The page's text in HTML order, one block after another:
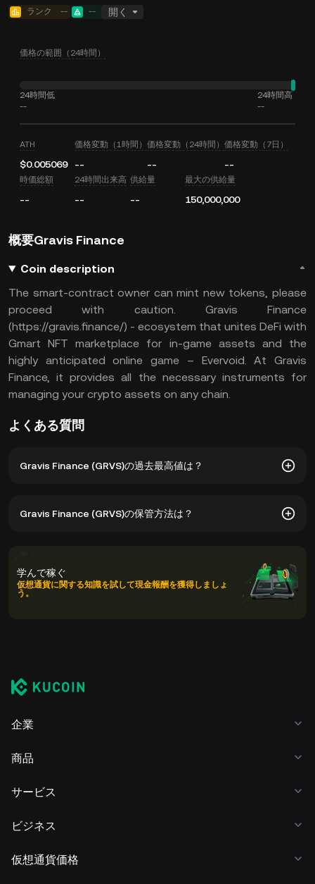
ランク -- -- 開く
価格の範囲（24時間）
24時間低
--
24時間高
--
ATH
$0.005069
価格変動（1時間）
--
価格変動（24時間）
--
価格変動（7日）
--
時価総額
--
24時間出来高
--
供給量
--
最大の供給量
150,000,000
概要Gravis Finance
Coin description
The smart-contract owner can mint new tokens, please
proceed with caution. Gravis Finance
(https://gravis.finance/) - ecosystem that unites DeFi with
Gmart NFT marketplace for in-game assets and the
highly anticipated online game – Evervoid. At Gravis
Finance, it provides all the necessary instruments for
managing your crypto assets on any chain.
よくある質問
Gravis Finance (GRVS)の過去最高値は？
GRVSの現在価格は、過去最高値から--下がっています。
Gravis Finance (GRVS)の保管方法は？
ィアルウォレットにGravis Financeを保管できます。 GRVSを
保管する他の方法には、セルフカストディウォレット (Webブ
ラウザー、モバイルデバイス、デスクトップ)、ハードウェア
学んで稼ぐ
仮想通貨に関する知識を試して現金報酬を獲得しましょ
う。
企業
商品
サービス
ビジネス
仮想通貨価格